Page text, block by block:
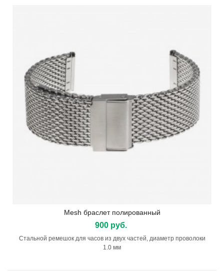
Mesh браслет полированный
900 руб.
Стальной ремешок для часов из двух частей, диаметр проволоки
1.0 мм